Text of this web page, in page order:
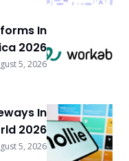
In
2026
August 5, 2026
In
2026
August 5, 2026